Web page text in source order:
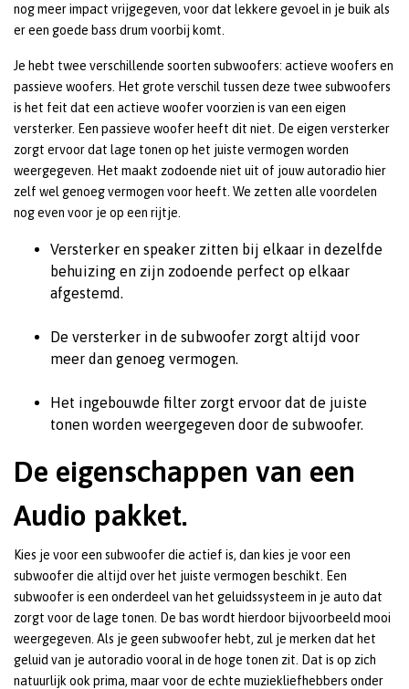
nog meer impact vrijgegeven, voor dat lekkere gevoel in je buik als
er een goede bass drum voorbij komt.
Je hebt twee verschillende soorten subwoofers: actieve woofers en
passieve woofers. Het grote verschil tussen deze twee subwoofers
is het feit dat een actieve woofer voorzien is van een eigen
versterker. Een passieve woofer heeft dit niet. De eigen versterker
zorgt ervoor dat lage tonen op het juiste vermogen worden
weergegeven. Het maakt zodoende niet uit of jouw autoradio hier
zelf wel genoeg vermogen voor heeft. We zetten alle voordelen
nog even voor je op een rijtje.
Versterker en speaker zitten bij elkaar in dezelfde
behuizing en zijn zodoende perfect op elkaar
afgestemd.
De versterker in de subwoofer zorgt altijd voor
meer dan genoeg vermogen.
Het ingebouwde filter zorgt ervoor dat de juiste
tonen worden weergegeven door de subwoofer.
De eigenschappen van een
Audio pakket.
Kies je voor een subwoofer die actief is, dan kies je voor een
subwoofer die altijd over het juiste vermogen beschikt. Een
subwoofer is een onderdeel van het geluidssysteem in je auto dat
zorgt voor de lage tonen. De bas wordt hierdoor bijvoorbeeld mooi
weergegeven. Als je geen subwoofer hebt, zul je merken dat het
geluid van je autoradio vooral in de hoge tonen zit. Dat is op zich
natuurlijk ook prima, maar voor de echte muziekliefhebbers onder